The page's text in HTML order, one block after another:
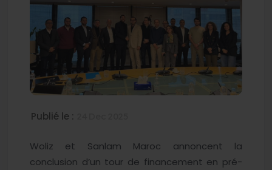
Publié le :
Woliz et Sanlam Maroc annoncent la
conclusion d’un tour de financement en pré-